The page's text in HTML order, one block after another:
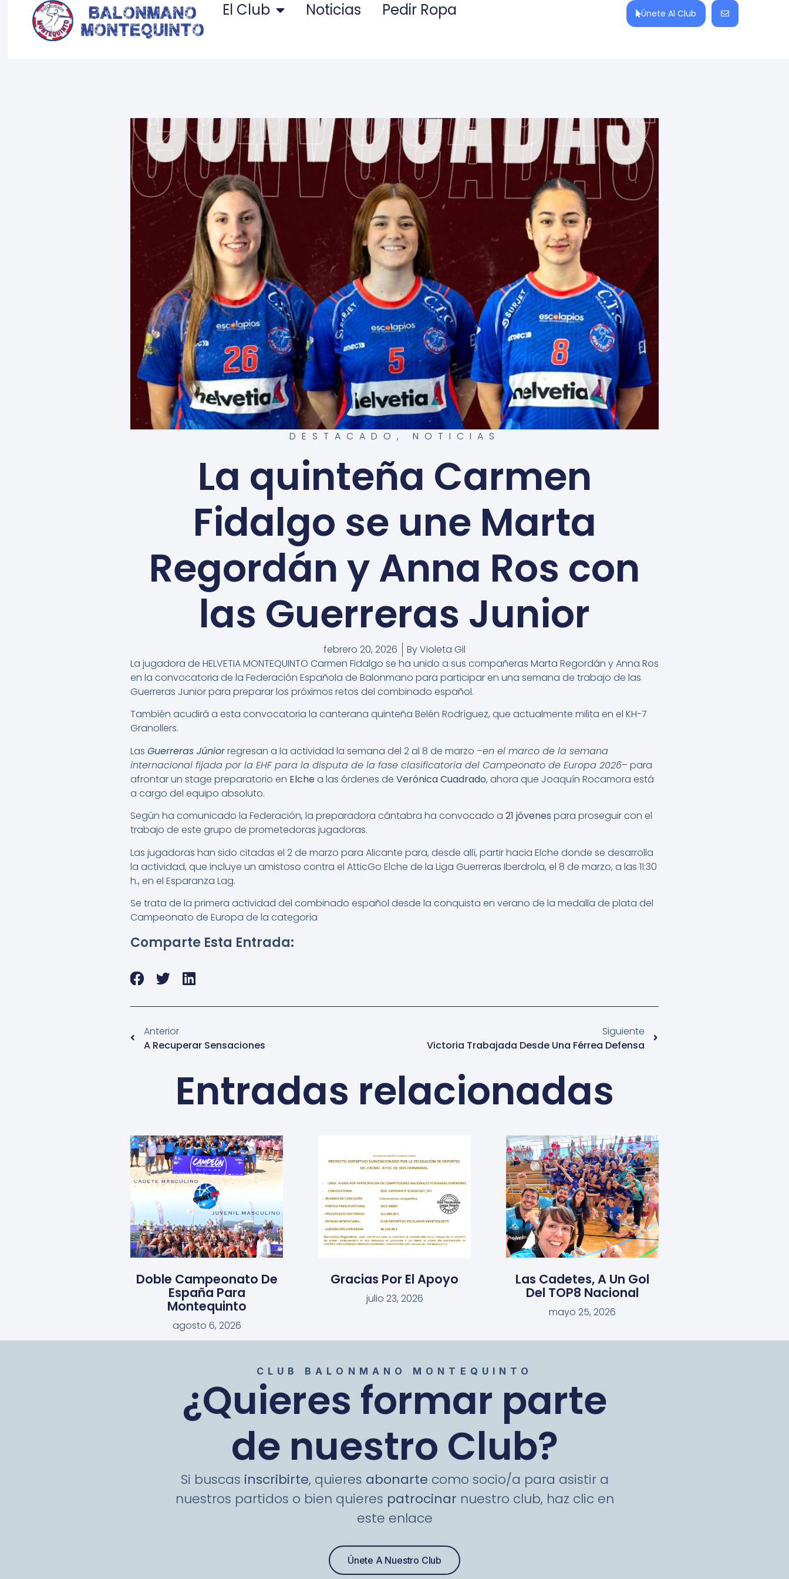
El Club Noticias Pedir Ropa Únete Al Club
DESTACADO , NOTICIAS
La quinteña Carmen
Fidalgo se une Marta
Regordán y Anna Ros con
las Guerreras Junior
febrero 20, 2026 ByVioleta Gil
La jugadora de HELVETIA MONTEQUINTO Carmen Fidalgo se ha unido a sus compañeras Marta Regordán y Anna Ros
en la convocatoria de la Federación Española de Balonmano para participar en una semana de trabajo de las
Guerreras Junior para preparar los próximos retos del combinado español.
También acudirá a esta convocatoria la canterana quinteña Belén Rodríguez, que actualmente milita en el KH-7
Granollers.
Las Guerreras Júniorregresan a la actividad la semana del 2 al 8 de marzo –en el marco de la semana
internacional fijada por la EHF para la disputa de la fase clasificatoria del Campeonato de Europa 2026– para
afrontar un stage preparatorio en Elchea las órdenes de Verónica Cuadrado, ahora que Joaquín Rocamora está
a cargo del equipo absoluto.
Según ha comunicado la Federación, la preparadora cántabra ha convocado a 21 jóvenes para proseguir con el
trabajo de este grupo de prometedoras jugadoras.
Las jugadoras han sido citadas el 2 de marzo para Alicante para, desde allí, partir hacia Elche donde se desarrolla
la actividad, que incluye un amistoso contra el AtticGo Elche de la Liga Guerreras Iberdrola, el 8 de marzo, a las 11:30
h., en el Esparanza Lag.
Se trata de la primera actividad del combinado español desde la conquista en verano de la medalla de plata del
Campeonato de Europa de la categoría
Comparte Esta Entrada:
Anterior
A Recuperar Sensaciones
Siguiente
Victoria Trabajada Desde Una Férrea Defensa
Entradas relacionadas
Doble Campeonato De
España Para
Montequinto
agosto 6, 2026
Gracias Por El Apoyo
julio 23, 2026
Las Cadetes, A Un Gol
Del TOP8 Nacional
mayo 25, 2026
CLUB BALONMANO MONTEQUINTO
¿Quieres formar parte
de nuestro Club?
Si buscas inscribirte, quieres abonarte como socio/a para asistir a
nuestros partidos o bien quieres patrocinar nuestro club, haz clic en
este enlace
Únete A Nuestro Club